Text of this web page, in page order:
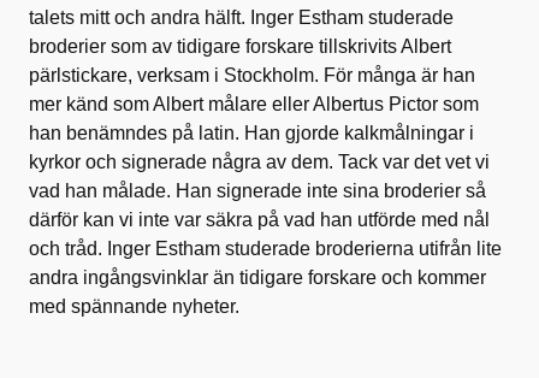
talets mitt och andra hälft. Inger Estham studerade
broderier som av tidigare forskare tillskrivits Albert
pärlstickare, verksam i Stockholm. För många är han
mer känd som Albert målare eller Albertus Pictor som
han benämndes på latin. Han gjorde kalkmålningar i
kyrkor och signerade några av dem. Tack var det vet vi
vad han målade. Han signerade inte sina broderier så
därför kan vi inte var säkra på vad han utförde med nål
och tråd. Inger Estham studerade broderierna utifrån lite
andra ingångsvinklar än tidigare forskare och kommer
med spännande nyheter.